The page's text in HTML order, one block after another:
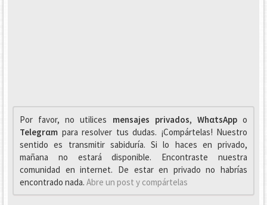
Por favor, no utilices mensajes privados, WhαtsAppo
Telegrαm para resolver tus dudas. ¡Compártelas! Nuestro
sentido es transmitir sabiduría. Si lo haces en privado,
mañana no estará disponible. Encontraste nuestra
comunidad en internet. De estar en privado no habrías
encontrado nada. Abre un post y compártelas